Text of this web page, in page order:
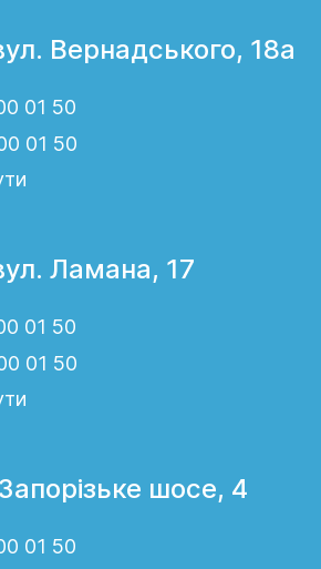
Вернадського, 18а
01 50
01 50
Ламана, 17
01 50
01 50
шосе, 4
01 50